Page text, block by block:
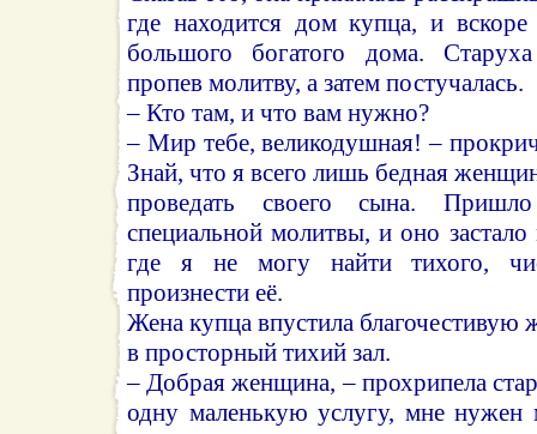
где находится дом купца, и вскоре
большого богатого дома.
пропев молитву, а затем постучалась.
– Кто там, и что вам нужно?
– Мир тебе, великодушная! –
Знай, что я всего лишь бедная
проведать своего сына.
специальной молитвы, и оно застало
где я не могу найти тихого,
произнести её.
Жена купца впустила благочестивую
в просторный тихий зал.
– Добрая женщина, – прохрипела
одну маленькую услугу, мне нужен